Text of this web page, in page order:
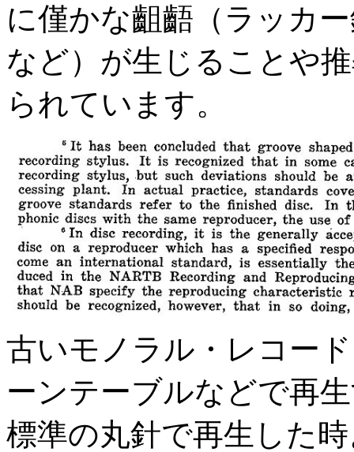
に僅かな齟齬（ラッカ
など）が生じることや
られています。
古いモノラル・レコー
ーンテーブルなどで再
標準の丸針で再生した